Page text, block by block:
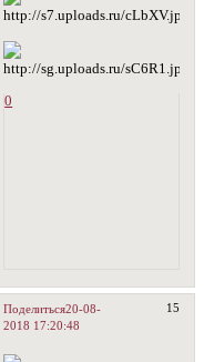
0
Поделиться 15
20-08-
2018 17:20:48